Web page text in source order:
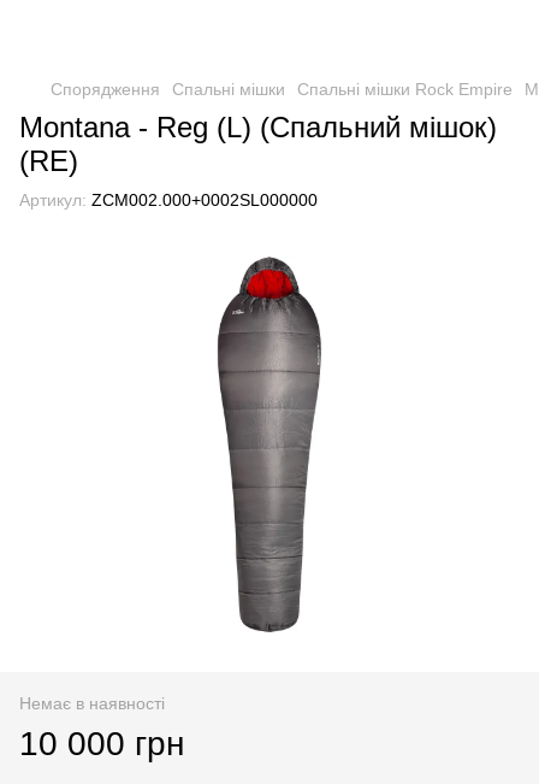
Спорядження Спальні мішки Спальні мішки Rock Empire
Montana - Reg (L) (Спальний мішок)
(RE)
Артикул: ZCM002.000+0002SL000000
Немає в наявності
10 000 грн